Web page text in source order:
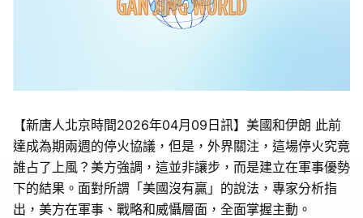
【新唐人北京時間2026年04月09日訊】美國和伊朗 此前
達成為期兩週的停火協議，但是，外界關注，這場停火究竟
誰占了上風？美方強調，這並非讓步，而是建立在軍事優勢
下的結果。面對所謂「美國沒有贏」的說法，專家分析指
出，美方在軍事、戰略和威懾層面，全面掌握主動。